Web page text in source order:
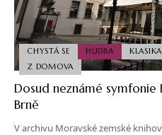
CHYSTÁ SE HUDBA KLASIKA
Z DOMOVA
Dosud neznámé symfonie
Brně
V archivu Moravské zemské